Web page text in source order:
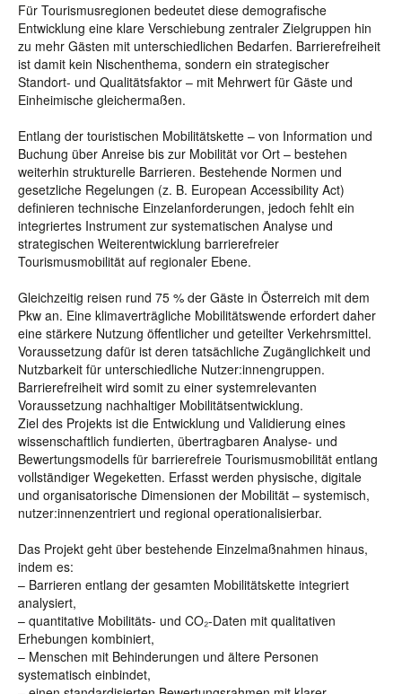
Für Tourismusregionen bedeutet diese demografische
Entwicklung eine klare Verschiebung zentraler Zielgruppen hin
zu mehr Gästen mit unterschiedlichen Bedarfen. Barrierefreiheit
ist damit kein Nischenthema, sondern ein strategischer
Standort- und Qualitätsfaktor – mit Mehrwert für Gäste und
Einheimische gleichermaßen.
Entlang der touristischen Mobilitätskette – von Information und
Buchung über Anreise bis zur Mobilität vor Ort – bestehen
weiterhin strukturelle Barrieren. Bestehende Normen und
gesetzliche Regelungen (z. B. European Accessibility Act)
definieren technische Einzelanforderungen, jedoch fehlt ein
integriertes Instrument zur systematischen Analyse und
strategischen Weiterentwicklung barrierefreier
Tourismusmobilität auf regionaler Ebene.
Gleichzeitig reisen rund 75 % der Gäste in Österreich mit dem
Pkw an. Eine klimaverträgliche Mobilitätswende erfordert daher
eine stärkere Nutzung öffentlicher und geteilter Verkehrsmittel.
Voraussetzung dafür ist deren tatsächliche Zugänglichkeit und
Nutzbarkeit für unterschiedliche Nutzer:innengruppen.
Barrierefreiheit wird somit zu einer systemrelevanten
Voraussetzung nachhaltiger Mobilitätsentwicklung.
Ziel des Projekts ist die Entwicklung und Validierung eines
wissenschaftlich fundierten, übertragbaren Analyse- und
Bewertungsmodells für barrierefreie Tourismusmobilität entlang
vollständiger Wegeketten. Erfasst werden physische, digitale
und organisatorische Dimensionen der Mobilität – systemisch,
nutzer:innenzentriert und regional operationalisierbar.
Das Projekt geht über bestehende Einzelmaßnahmen hinaus,
indem es:
– Barrieren entlang der gesamten Mobilitätskette integriert
analysiert,
– quantitative Mobilitäts- und CO₂-Daten mit qualitativen
Erhebungen kombiniert,
– Menschen mit Behinderungen und ältere Personen
systematisch einbindet,